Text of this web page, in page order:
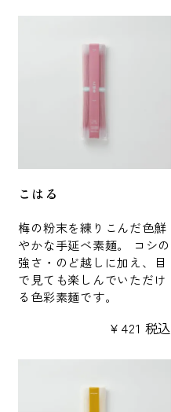
こはる
梅の粉末を練りこんだ色鮮
やかな手延べ素麺。 コシの
強さ・のど越しに加え、目
で見ても楽しんでいただけ
る色彩素麺です。
¥ 421 税込